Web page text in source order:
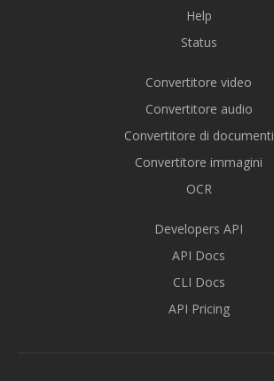
Help
Status
Convertitore video
Convertitore audio
Convertitore di documenti
Convertitore immagini
OCR
Developers API
API Docs
CLI Docs
API Pricing